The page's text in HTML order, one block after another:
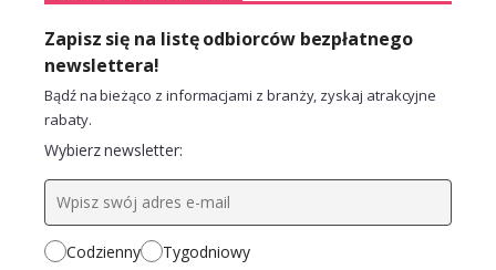
Zapisz się na listę odbiorców bezpłatnego
newslettera!
Bądź na bieżąco z informacjami z branży, zyskaj atrakcyjne
rabaty.
Wybierz newsletter:
Codzienny Tygodniowy